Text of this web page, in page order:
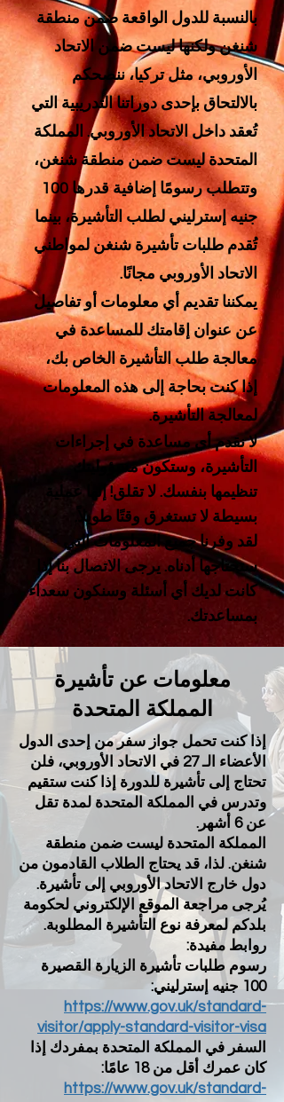
بالنسبة للدول الواقعة ضمن منطقة
شنغن ولكنها ليست ضمن الاتحاد
الأوروبي، مثل تركيا، ننصحكم
بالالتحاق بإحدى دوراتنا التدريبية التي
تُعقد داخل الاتحاد الأوروبي. المملكة
المتحدة ليست ضمن منطقة شنغن،
وتتطلب رسومًا إضافية قدرها 100
جنيه إسترليني لطلب التأشيرة، بينما
تُقدم طلبات تأشيرة شنغن لمواطني
الاتحاد الأوروبي مجانًا.
يمكننا تقديم أي معلومات أو تفاصيل
عن عنوان إقامتك للمساعدة في
معالجة طلب التأشيرة الخاص بك،
إذا كنت بحاجة إلى هذه المعلومات
لمعالجة التأشيرة.
لا نقدم أي مساعدة في إجراءات
التأشيرة، وستكون مسؤوليتك
تنظيمها بنفسك. لا تقلق! إنها عملية
بسيطة لا تستغرق وقتًا طويلاً.
لقد وفرنا جميع المعلومات التي
ستحتاجها أدناه. يرجى الاتصال بنا إذا
كانت لديك أي أسئلة وسنكون سعداء
بمساعدتك.
معلومات عن تأشيرة
المملكة المتحدة
إذا كنت تحمل جواز سفر من إحدى الدول
الأعضاء الـ 27 في الاتحاد الأوروبي، فلن
تحتاج إلى تأشيرة للدورة إذا كنت ستقيم
وتدرس في المملكة المتحدة لمدة تقل
عن 6 أشهر.
المملكة المتحدة ليست ضمن منطقة
شنغن. لذا، قد يحتاج الطلاب القادمون من
دول خارج الاتحاد الأوروبي إلى تأشيرة.
يُرجى مراجعة الموقع الإلكتروني لحكومة
بلدكم لمعرفة نوع التأشيرة المطلوبة.
روابط مفيدة:
رسوم طلبات تأشيرة الزيارة القصيرة
100 جنيه إسترليني:
https://www.gov.uk/standard-
visitor/apply-standard-visitor-visa
السفر في المملكة المتحدة بمفردك إذا
كان عمرك أقل من 18 عامًا:
https://www.gov.uk/standard-